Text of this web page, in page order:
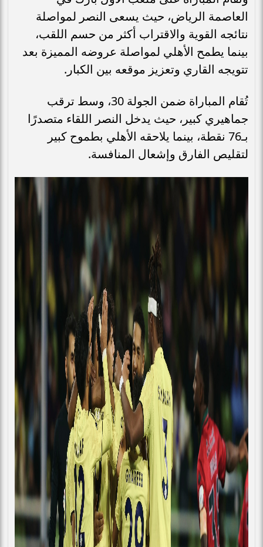
العاصمة الرياض، حيث يسعى النصر لمواصلة
نتائجه القوية والاقتراب أكثر من حسم اللقب،
بينما يطمح الأهلي لمواصلة عروضه المميزة بعد
تتويجه القاري وتعزيز موقعه بين الكبار.
تُقام المباراة ضمن الجولة 30، وسط ترقب
جماهيري كبير، حيث يدخل النصر اللقاء متصدرًا
بـ76 نقطة، بينما يلاحقه الأهلي بطموح كبير
لتقليص الفارق وإشعال المنافسة.